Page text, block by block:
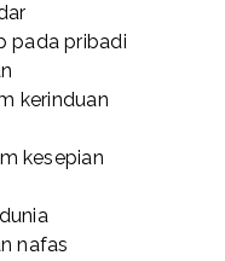
pada pribadi
kerinduan
kesepian
nafas